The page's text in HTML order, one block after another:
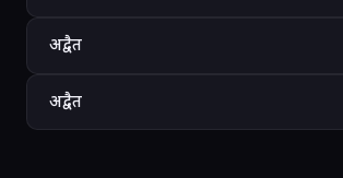
अद्वैत
अद्वैत